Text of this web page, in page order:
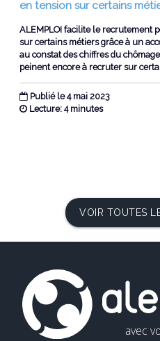
en tension sur certains
ALEMPLOI facilite le recrutement
sur certains métiers grâce à un
au constat des chiffres du
peinent encore à recruter sur
Publié le 4 mai 2023
Lecture: 4 minutes
VOIR TOUTES